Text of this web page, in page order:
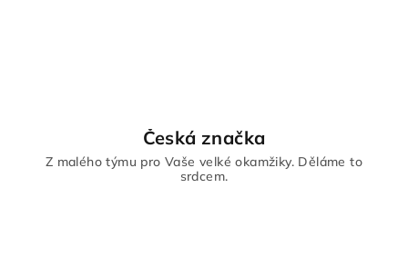
Česká značka
Z malého týmu pro Vaše velké okamžiky. Děláme to
srdcem.